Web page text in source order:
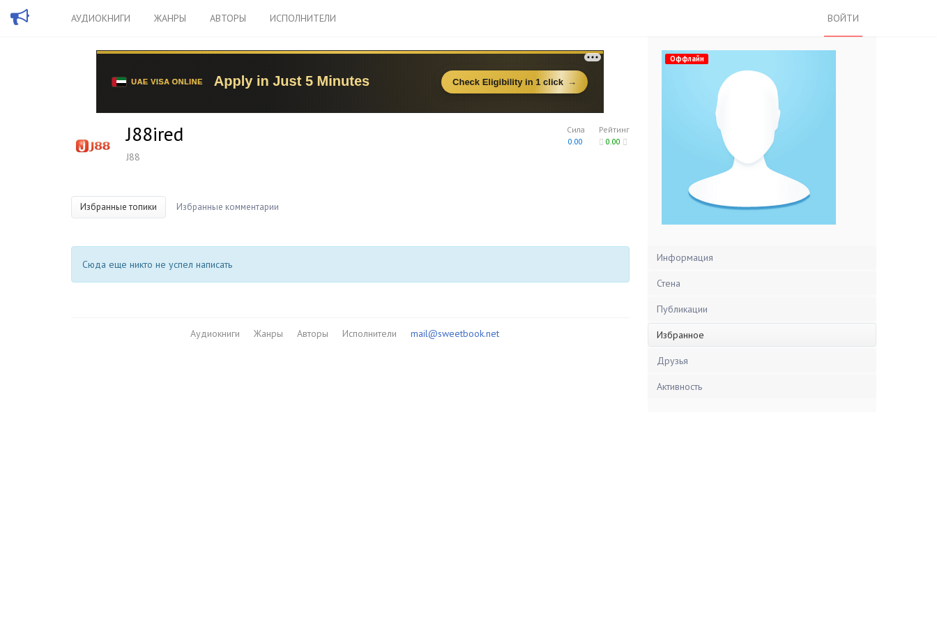
АУДИОКНИГИ ЖАНРЫ АВТОРЫ ИСПОЛНИТЕЛИ ВОЙТИ
Рейтинг
0.00
Сила
0.00
J88ired
J88
Избранные топики Избранные комментарии
Сюда еще никто не успел написать
Аудиокниги Жанры Авторы Исполнители mail@sweetbook.net
Оффлайн
Информация
Стена
Публикации
Избранное
Друзья
Активность